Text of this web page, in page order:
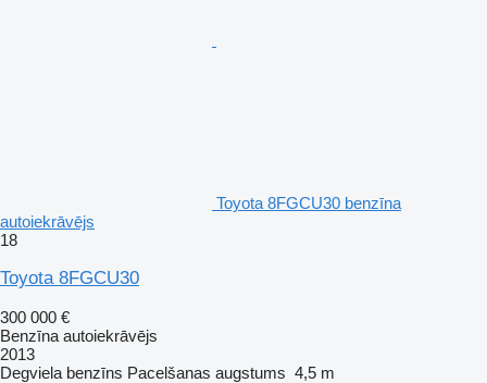
Toyota 8FGCU30 benzīna
autoiekrāvējs
18
Toyota 8FGCU30
300 000 €
Benzīna autoiekrāvējs
2013
Degviela benzīns Pacelšanas augstums 4,5 m